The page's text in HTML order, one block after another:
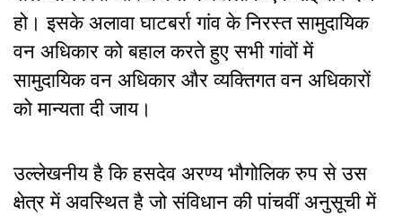
हो। इसके अलावा घाटबर्रा गांव के निरस्त सामुदायिक
वन अधिकार को बहाल करते हुए सभी गांवों में
सामुदायिक वन अधिकार और व्यक्तिगत वन अधिकारों
को मान्यता दी जाय।
उल्लेखनीय है कि हसदेव अरण्य भौगोलिक रुप से उस
क्षेत्र में अवस्थित है जो संविधान की पांचवीं अनुसूची में